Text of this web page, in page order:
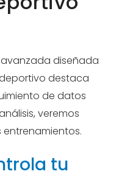
avanzada diseñada
destaca
de datos
veremos
tu